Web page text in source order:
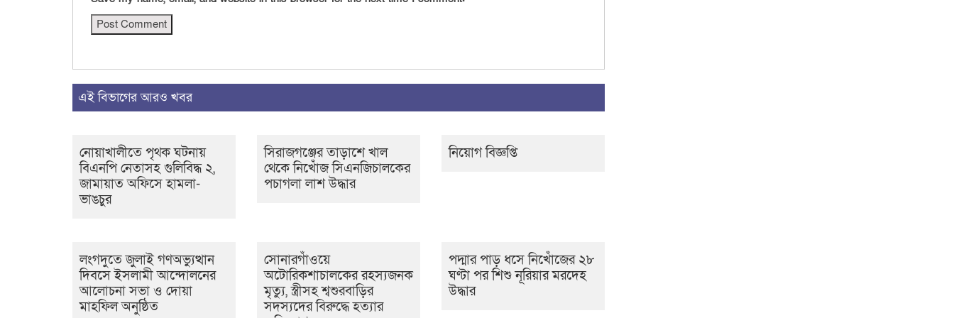
এই বিভাগের আরও খবর
নোয়াখালীতে পৃথক ঘটনায়
বিএনপি নেতাসহ গুলিবিদ্ধ ২,
জামায়াত অফিসে হামলা-
ভাঙচুর
সিরাজগঞ্জের তাড়াশে খাল
থেকে নিখোঁজ সিএনজিচালকের
পচাগলা লাশ উদ্ধার
নিয়োগ বিজ্ঞপ্তি
লংগদুতে জুলাই গণঅভ্যুত্থান
দিবসে ইসলামী আন্দোলনের
আলোচনা সভা ও দোয়া
মাহফিল অনুষ্ঠিত
সোনারগাঁওয়ে
অটোরিকশাচালকের রহস্যজনক
মৃত্যু, স্ত্রীসহ শ্বশুরবাড়ির
সদস্যদের বিরুদ্ধে হত্যার
পদ্মার পাড় ধসে নিখোঁজের ২৮
ঘণ্টা পর শিশু নূরিয়ার মরদেহ
উদ্ধার